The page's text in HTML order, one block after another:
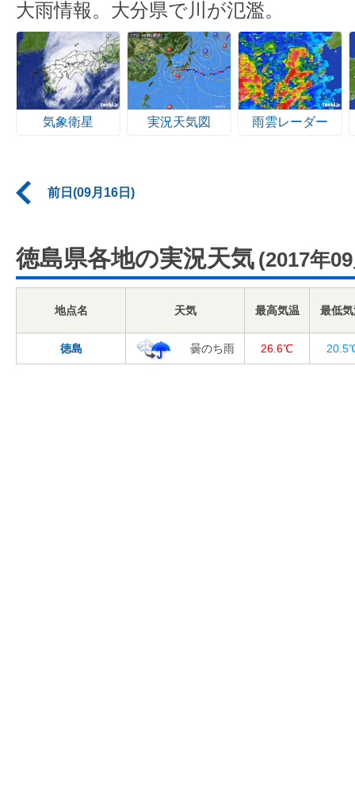
大雨情報。大分県で川が氾濫。
気象衛星 実況天気図 雨雲レーダー
前日(09月16日)
徳島県各地の実況天気 (2017年
地点名 天気 最高気温 最低
徳島 曇のち雨 26.6℃